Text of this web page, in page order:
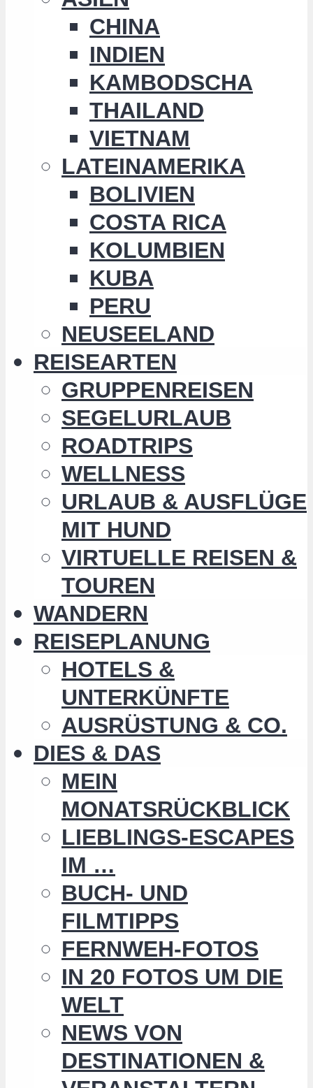
CHINA
INDIEN
KAMBODSCHA
THAILAND
VIETNAM
LATEINAMERIKA
BOLIVIEN
COSTA RICA
KOLUMBIEN
KUBA
PERU
NEUSEELAND
REISEARTEN
GRUPPENREISEN
SEGELURLAUB
ROADTRIPS
WELLNESS
URLAUB & AUSFLÜGE
MIT HUND
VIRTUELLE REISEN &
TOUREN
WANDERN
REISEPLANUNG
HOTELS &
UNTERKÜNFTE
AUSRÜSTUNG & CO.
DIES & DAS
MEIN
MONATSRÜCKBLICK
LIEBLINGS-ESCAPES
IM …
BUCH- UND
FILMTIPPS
FERNWEH-FOTOS
IN 20 FOTOS UM DIE
WELT
NEWS VON
DESTINATIONEN &